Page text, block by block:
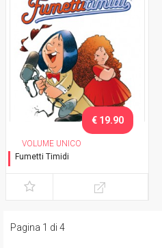
VOLUME UNICO
Fumetti Timidi
€ 19.90
Pagina 1 di 4